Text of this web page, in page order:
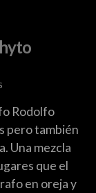
Rodolfo
pero también
Una mezcla
que el
en oreja y